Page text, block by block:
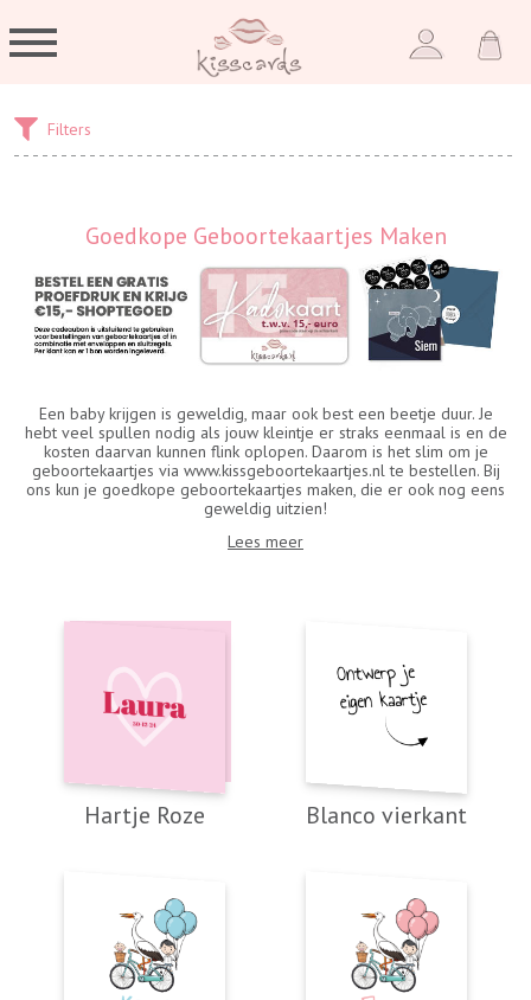
Filters
Goedkope Geboortekaartjes Maken
Een baby krijgen is geweldig, maar ook best een beetje duur. Je
hebt veel spullen nodig als jouw kleintje er straks eenmaal is en de
kosten daarvan kunnen flink oplopen. Daarom is het slim om je
geboortekaartjes via www.kissgeboortekaartjes.nlte bestellen. Bij
ons kun je goedkope geboortekaartjes maken, die er ook nog eens
geweldig uitzien!
Lees meer
Hartje Roze Blanco vierkant